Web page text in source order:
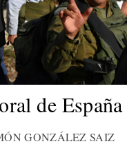
de España
GONZÁLEZ SAIZ